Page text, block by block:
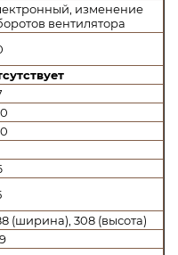
изменение
вентилятора
(ширина), 308 (высота)